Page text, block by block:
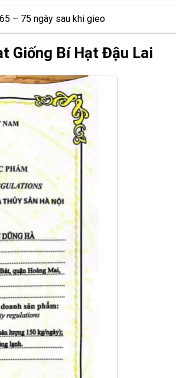
65 – 75 ngày sau khi gieo
Giống Bí Hạt Đậu Lai